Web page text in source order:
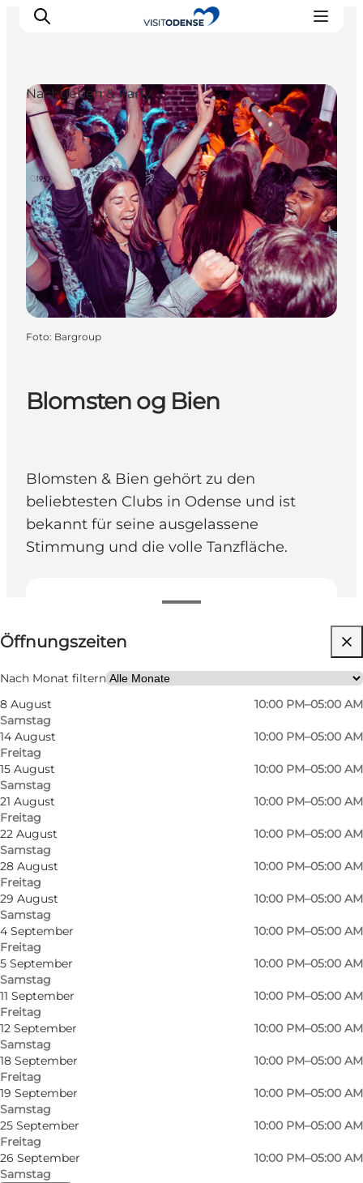
Odense erleben
Veranstaltungen
Reiseplanung
Inspiration
Blomsten og Bien
Blomsten & Bien gehört zu den
beliebtesten Clubs in Odense und ist
bekannt für seine ausgelassene
Stimmung und die volle Tanzfläche.
Öffnungszeiten anzeigen
Öffnungszeiten
Nach Monat filtern
8 August
Samstag
10:00 PM–05:00 AM
14 August
Freitag
10:00 PM–05:00 AM
15 August
Samstag
10:00 PM–05:00 AM
21 August
Freitag
10:00 PM–05:00 AM
22 August
Samstag
10:00 PM–05:00 AM
28 August
Freitag
10:00 PM–05:00 AM
29 August
Samstag
10:00 PM–05:00 AM
4 September
Freitag
10:00 PM–05:00 AM
5 September
Samstag
10:00 PM–05:00 AM
11 September
Freitag
10:00 PM–05:00 AM
12 September
Samstag
10:00 PM–05:00 AM
18 September
Freitag
10:00 PM–05:00 AM
19 September
Samstag
10:00 PM–05:00 AM
25 September
Freitag
10:00 PM–05:00 AM
26 September
Samstag
10:00 PM–05:00 AM
Website besuchen
Freunde, Mein Partner
Nachtleben & Party
Foto: Bargroup
Wenn du einen Club suchst, in dem garantiert
gute Laune herrscht, mit Party und DJ-Sounds
bis in die Morgenstunden, bist du hier genau
richtig.
Der Club liegt zentral in der Overgade – nur drei
Gehminuten vom Flakhaven entfernt – und ist
ganz einfach zu erreichen, egal ob du mit dem
Taxi, der Straßenbahn oder zu Fuß kommst.
Jeden Freitag und Samstag bringt ein Live-DJ
die Tanzfläche zum Beben – mit aktuellen Hits
und beliebten Klassikern. Die Musik und
Atmosphäre sind ideal für alle, die gerne tanzen
und das Nachtleben in Odense genießen
wollen. Du willst lieber entspannen? Dann
schnapp dir einen Platz an einem der Tische